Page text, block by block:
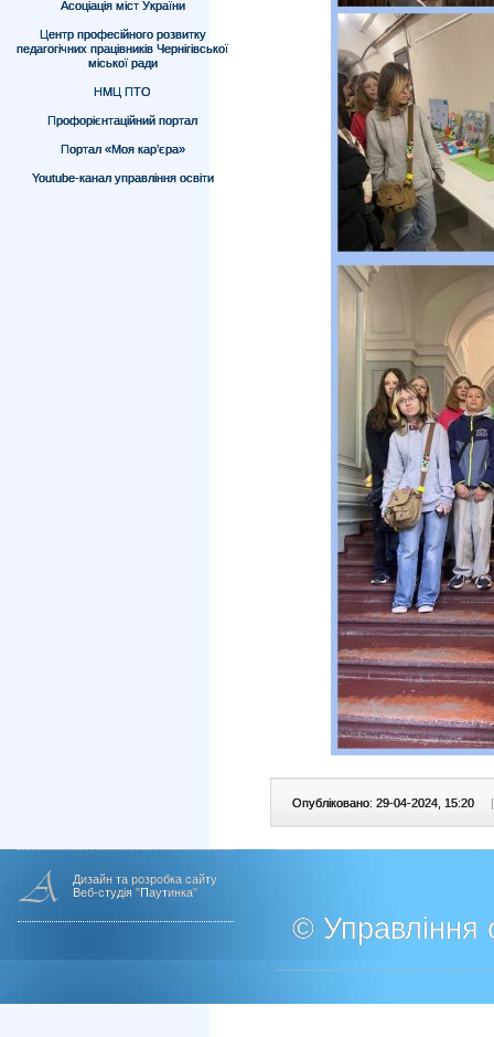
Асоціація міст України
Центр професійного розвитку
педагогічних працівників Чернігівської
міської ради
НМЦ ПТО
Профорієнтаційний портал
Портал «Моя кар’єра»
Youtube-канал управління освіти
Опубліковано: 29-04-2024, 15:20 |
Дизайн та розробка сайту
Веб-студія "Паутинка"
© Управління